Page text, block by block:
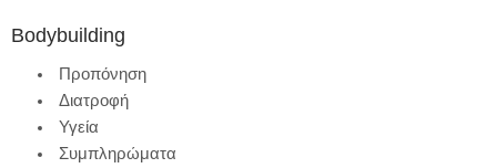
Bodybuilding
Προπόνηση
Διατροφή
Υγεία
Συμπληρώματα